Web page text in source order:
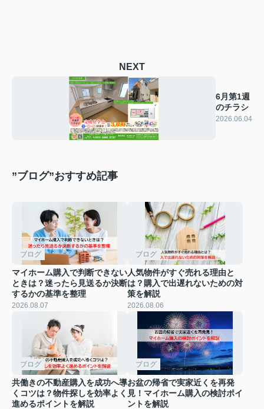
NEXT
6月第1週
のチラシ
2026.06.04
”ブログ”おすすめ記事
ブログ
マイホーム購入で判断できない
ときは？迷ったら見送るか決断
するかの基準を整理
2026.08.07
ブログ
人気物件がすぐ売れる理由と
は？購入で出遅れないための対
策を解説
2026.08.06
ブログ
共働きの不動産購入を成功へ導
くコツは？物件探しを効率よく
進めるポイントを解説
ブログ
お盆の帰省で実家近くを再発
見！マイホーム購入の検討ポイ
ントを解説